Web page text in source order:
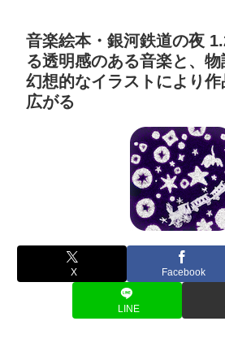
音楽絵本・銀河鉄道の夜
る透明感のある音楽と、
幻想的なイラストにより
広がる
X Facebook
LINE